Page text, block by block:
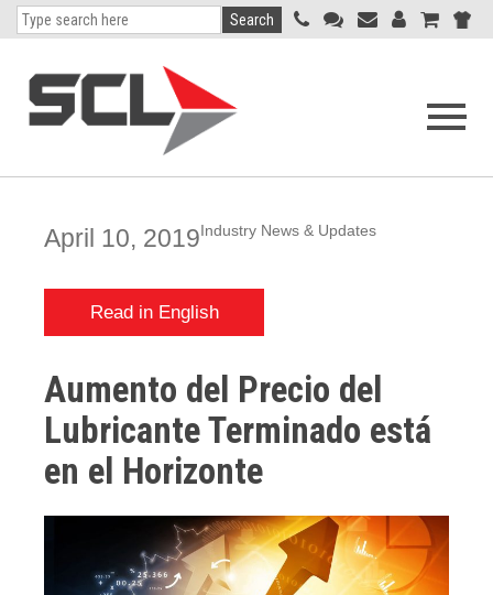
Open
Search
April 10, 2019Industry News & Updates
Read in English
Aumento del Precio del
Lubricante Terminado está
en el Horizonte